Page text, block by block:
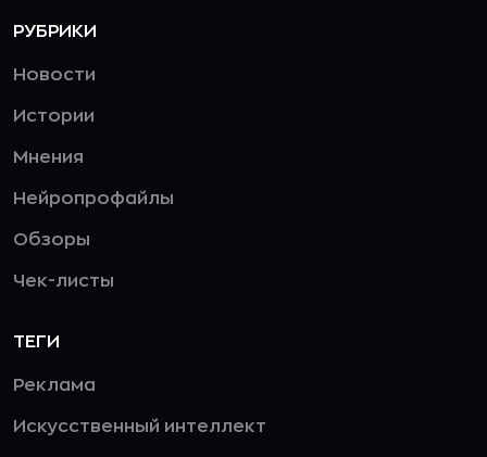
РУБРИКИ
Новости
Истории
Мнения
Нейропрофайлы
Обзоры
Чек-листы
ТЕГИ
Реклама
Искусственный интеллект